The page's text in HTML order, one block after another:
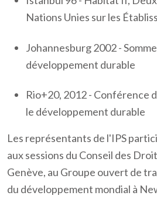
Nations Unies sur les
Johannesburg 2002 -
développement durable
Rio+20, 2012 - Conférence
le développement durable
Les représentants de l'IPS
aux sessions du Conseil des
Genève, au Groupe ouvert de
du développement mondial à